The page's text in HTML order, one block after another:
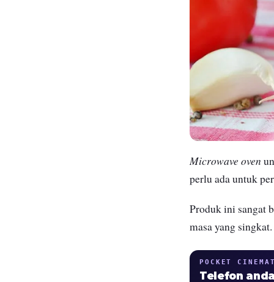
Microwave oven
perlu ada untuk
Produk ini sangat
masa yang
POCKET
Telefon